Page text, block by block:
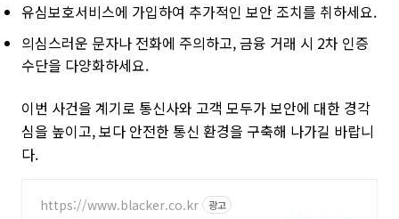
유심보호서비스에 가입하여 추가적인 보안 조치를 취하세요.
의심스러운 문자나 전화에 주의하고, 금융 거래 시 2차 인증
수단을 다양화하세요.
이번 사건을 계기로 통신사와 고객 모두가 보안에 대한 경각
심을 높이고, 보다 안전한 통신 환경을 구축해 나가길 바랍니
다.
https://www.blacker.co.kr 광고